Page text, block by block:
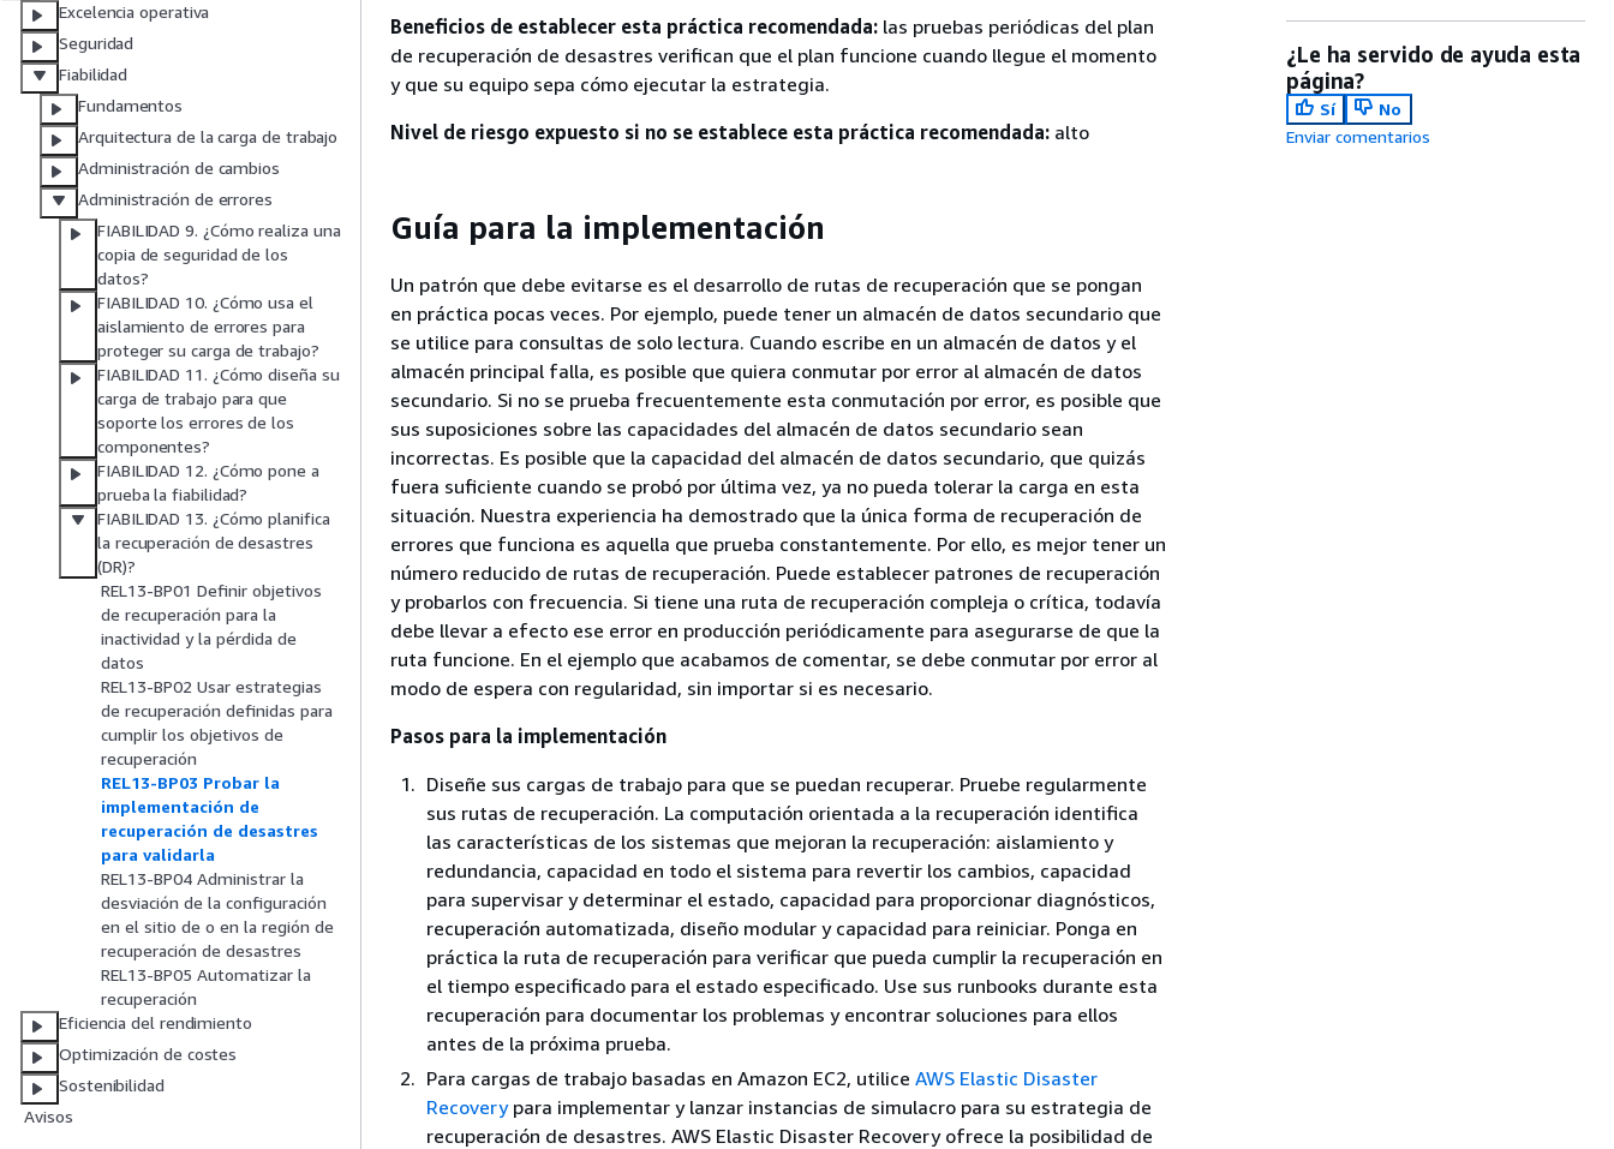
Excelencia operativa
Seguridad
Fiabilidad
Fundamentos
Arquitectura de la carga de trabajo
Administración de cambios
Administración de errores
FIABILIDAD 9. ¿Cómo realiza una
copia de seguridad de los
datos?
FIABILIDAD 10. ¿Cómo usa el
aislamiento de errores para
proteger su carga de trabajo?
FIABILIDAD 11. ¿Cómo diseña su
carga de trabajo para que
soporte los errores de los
componentes?
FIABILIDAD 12. ¿Cómo pone a
prueba la fiabilidad?
FIABILIDAD 13. ¿Cómo planifica
la recuperación de desastres
(DR)?
REL13-BP01 Definir objetivos
de recuperación para la
inactividad y la pérdida de
datos
REL13-BP02 Usar estrategias
de recuperación definidas para
cumplir los objetivos de
recuperación
REL13-BP03 Probar la
implementación de
recuperación de desastres
para validarla
REL13-BP04 Administrar la
desviación de la configuración
en el sitio de o en la región de
recuperación de desastres
REL13-BP05 Automatizar la
recuperación
Eficiencia del rendimiento
Optimización de costes
Sostenibilidad
Avisos
Beneficios de establecer esta práctica recomendada: las pruebas periódicas del plan
de recuperación de desastres verifican que el plan funcione cuando llegue el momento
y que su equipo sepa cómo ejecutar la estrategia.
Nivel de riesgo expuesto si no se establece esta práctica recomendada: alto
Guía para la implementación
Un patrón que debe evitarse es el desarrollo de rutas de recuperación que se pongan
en práctica pocas veces. Por ejemplo, puede tener un almacén de datos secundario que
se utilice para consultas de solo lectura. Cuando escribe en un almacén de datos y el
almacén principal falla, es posible que quiera conmutar por error al almacén de datos
secundario. Si no se prueba frecuentemente esta conmutación por error, es posible que
sus suposiciones sobre las capacidades del almacén de datos secundario sean
incorrectas. Es posible que la capacidad del almacén de datos secundario, que quizás
fuera suficiente cuando se probó por última vez, ya no pueda tolerar la carga en esta
situación. Nuestra experiencia ha demostrado que la única forma de recuperación de
errores que funciona es aquella que prueba constantemente. Por ello, es mejor tener un
número reducido de rutas de recuperación. Puede establecer patrones de recuperación
y probarlos con frecuencia. Si tiene una ruta de recuperación compleja o crítica, todavía
debe llevar a efecto ese error en producción periódicamente para asegurarse de que la
ruta funcione. En el ejemplo que acabamos de comentar, se debe conmutar por error al
modo de espera con regularidad, sin importar si es necesario.
Pasos para la implementación
Diseñe sus cargas de trabajo para que se puedan recuperar. Pruebe regularmente
sus rutas de recuperación. La computación orientada a la recuperación identifica
las características de los sistemas que mejoran la recuperación: aislamiento y
redundancia, capacidad en todo el sistema para revertir los cambios, capacidad
para supervisar y determinar el estado, capacidad para proporcionar diagnósticos,
recuperación automatizada, diseño modular y capacidad para reiniciar. Ponga en
práctica la ruta de recuperación para verificar que pueda cumplir la recuperación en
el tiempo especificado para el estado especificado. Use sus runbooks durante esta
recuperación para documentar los problemas y encontrar soluciones para ellos
antes de la próxima prueba.
Para cargas de trabajo basadas en Amazon EC2, utilice AWS Elastic Disaster
Recoverypara implementar y lanzar instancias de simulacro para su estrategia de
recuperación de desastres. AWS Elastic Disaster Recovery ofrece la posibilidad de
¿Le ha servido de ayuda esta
página?
Sí
No
Enviar comentarios